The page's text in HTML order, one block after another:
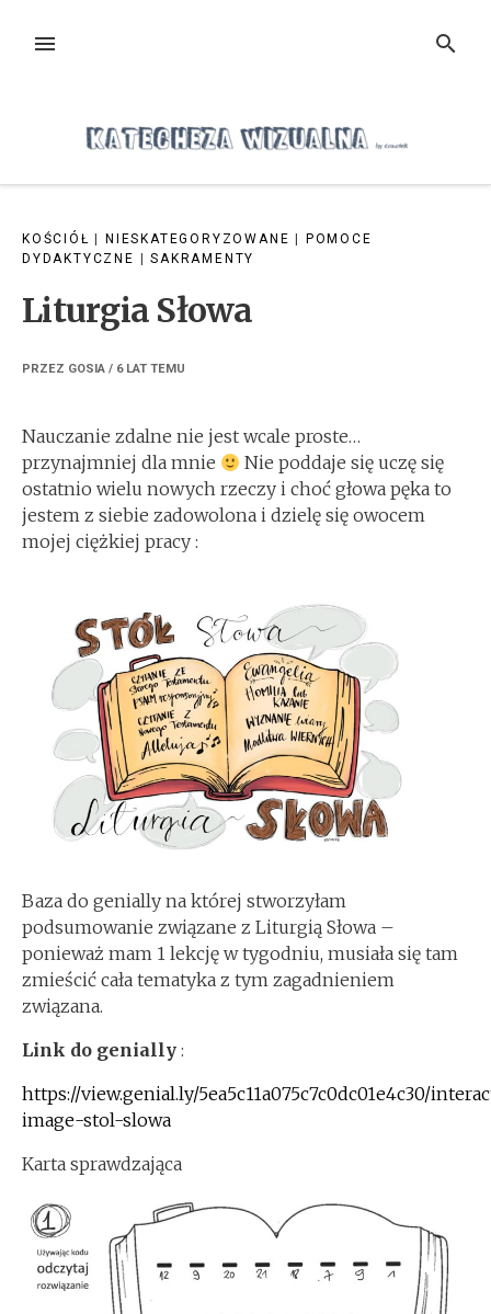
MENU SZUKAJ
KOŚCIÓŁ NIESKATEGORYZOWANE
POMOCE
DYDAKTYCZNE
|SAKRAMENTY
Liturgia Słowa
PRZEZ GOSIA / 6 LAT TEMU
Nauczanie zdalne nie jest wcale proste…
przynajmniej dla mnie
Nie poddaje się uczę się
ostatnio wielu nowych rzeczy i choć głowa pęka to
jestem z siebie zadowolona i dzielę się owocem
mojej ciężkiej pracy :
Baza do genially na której stworzyłam
podsumowanie związane z Liturgią Słowa –
ponieważ mam 1 lekcję w tygodniu, musiała się tam
zmieścić cała tematyka z tym zagadnieniem
związana.
Link do genially :
https://view.genial.ly/5ea5c11a075c7c0dc01e4c30/
image-stol-slowa
Karta sprawdzająca